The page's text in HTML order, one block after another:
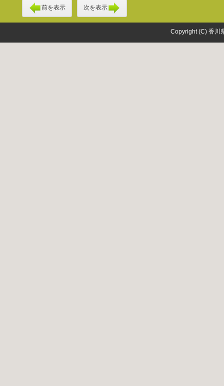
前を表示 次を表示
Copyright (C) 香川